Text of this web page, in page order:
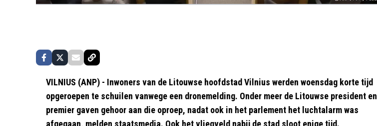
VILNIUS (ANP) - Inwoners van de Litouwse hoofdstad Vilnius werden woensdag korte tijd
opgeroepen te schuilen vanwege een dronemelding. Onder meer de Litouwse president en
premier gaven gehoor aan die oproep, nadat ook in het parlement het luchtalarm was